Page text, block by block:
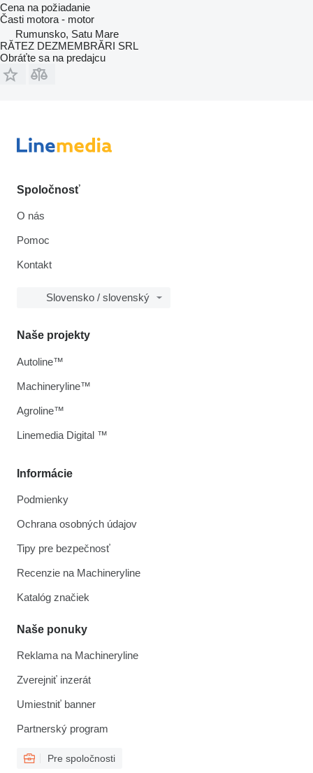
Cena na požiadanie
Časti motora - motor
Rumunsko, Satu Mare
RĂTEZ DEZMEMBRĂRI SRL
Obráťte sa na predajcu
Spoločnosť
O nás
Pomoc
Kontakt
Slovensko / slovenský
Informácie
Podmienky
Ochrana osobných údajov
Tipy pre bezpečnosť
Recenzie na Machineryline
Katalóg značiek
Naše ponuky
Reklama na Machineryline
Zverejniť inzerát
Umiestniť banner
Partnerský program
Pre spoločnosti
Naše projekty
Autoline™
Machineryline™
Agroline™
Linemedia Digital ™